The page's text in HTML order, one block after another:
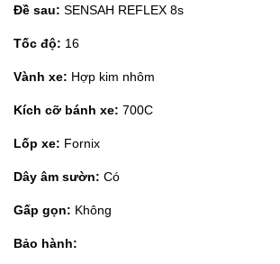
Đề sau: SENSAH REFLEX 8s
Tốc độ: 16
Vành xe: Hợp kim nhôm
Kích cỡ bánh xe: 700C
Lốp xe: Fornix
Dây âm sườn: Có
Gấp gọn: Không
Bảo hành: